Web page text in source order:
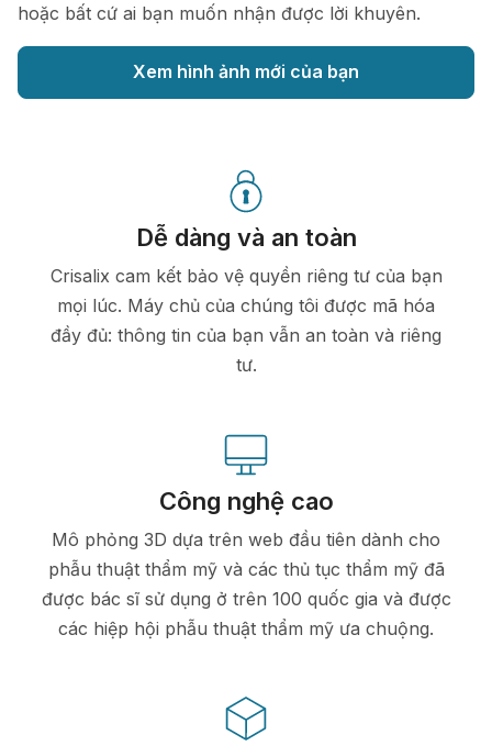
hoặc bất cứ ai bạn muốn nhận được lời khuyên.
Xem hình ảnh mới của bạn
Dễ dàng và an toàn
Crisalix cam kết bảo vệ quyền riêng tư của bạn
mọi lúc. Máy chủ của chúng tôi được mã hóa
đầy đủ: thông tin của bạn vẫn an toàn và riêng
tư.
Công nghệ cao
Mô phỏng 3D dựa trên web đầu tiên dành cho
phẫu thuật thẩm mỹ và các thủ tục thẩm mỹ đã
được bác sĩ sử dụng ở trên 100 quốc gia và được
các hiệp hội phẫu thuật thẩm mỹ ưa chuộng.